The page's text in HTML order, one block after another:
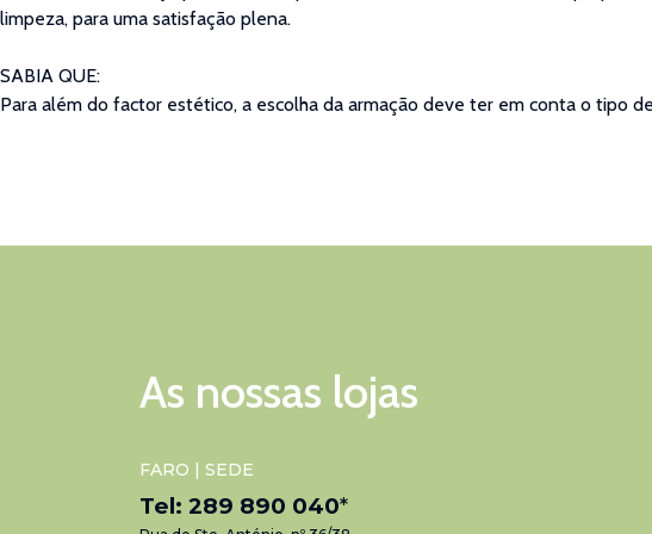
limpeza, para uma satisfação plena.
SABIA QUE:
Para além do factor estético, a escolha da armação deve ter em conta o tipo
As nossas lojas
FARO | SEDE
Tel: 289 890 040*